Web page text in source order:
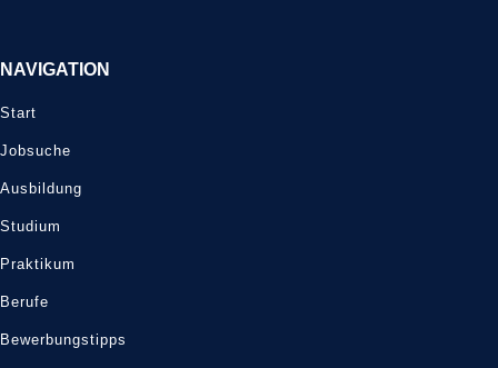
NAVIGATION
Start
Jobsuche
Ausbildung
Studium
Praktikum
Berufe
Bewerbungstipps